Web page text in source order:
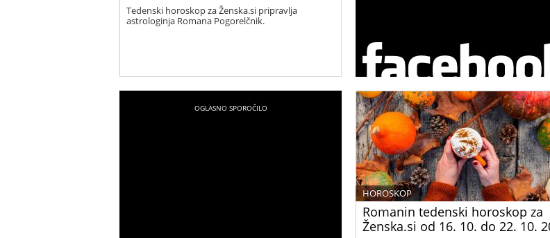
Tedenski horoskop za Ženska.si pripravlja
astrologinja Romana Pogorelčnik.
Romanin tedenski horoskop za
Ženska.si od 16. 10. do 22. 10.
HOROSKOP